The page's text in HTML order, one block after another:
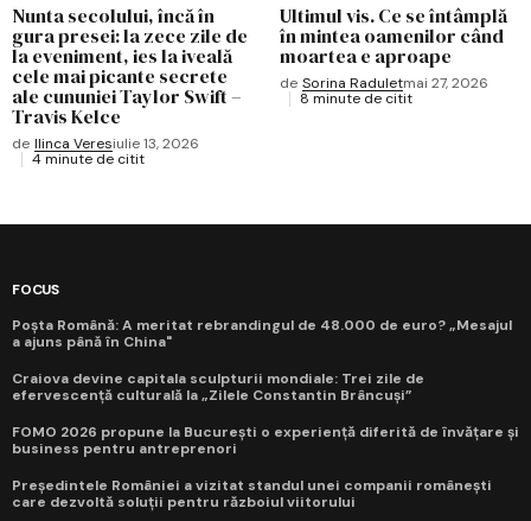
Nunta secolului, încă în
gura presei: la zece zile de
la eveniment, ies la iveală
cele mai picante secrete
ale cununiei Taylor Swift –
Travis Kelce
de Ilinca Veresiulie 13, 2026
4 minute de citit
Ultimul vis. Ce se întâmplă
în mintea oamenilor când
moartea e aproape
de Sorina Raduletmai 27, 2026
8 minute de citit
FOCUS
Poșta Română: A meritat rebrandingul de 48.000 de euro? „Mesajul
a ajuns până în China"
Craiova devine capitala sculpturii mondiale: Trei zile de
efervescență culturală la „Zilele Constantin Brâncuși”
FOMO 2026 propune la București o experiență diferită de învățare și
business pentru antreprenori
Președintele României a vizitat standul unei companii românești
care dezvoltă soluții pentru războiul viitorului